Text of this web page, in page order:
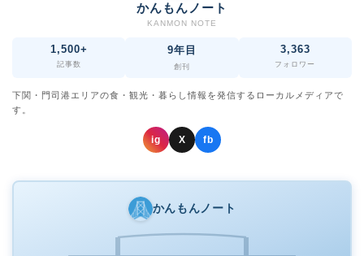
かんもんノート
KANMON NOTE
1,500+
記事数
9年目
創刊
3,363
フォロワー
下関・門司港エリアの食・観光・暮らし情報を発信するローカルメディアで
す。
ig X fb
かんもんノート